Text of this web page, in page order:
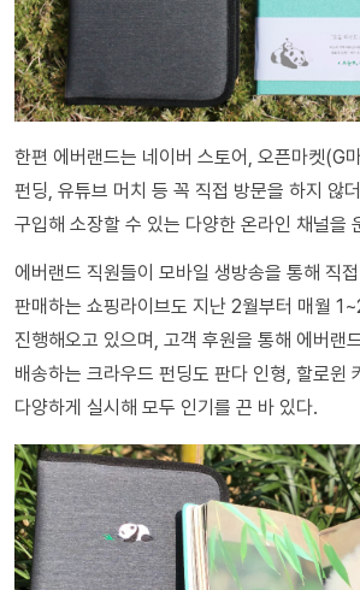
한편 에버랜드는 네이버 스토어, 오픈마켓(G
펀딩, 유튜브 머치 등 꼭 직접 방문을 하지 않
구입해 소장할 수 있는 다양한 온라인 채널을
에버랜드 직원들이 모바일 생방송을 통해 직
판매하는 쇼핑라이브도 지난 2월부터 매월
진행해오고 있으며, 고객 후원을 통해 에버랜
배송하는 크라우드 펀딩도 판다 인형, 할로윈
다양하게 실시해 모두 인기를 끈 바 있다.